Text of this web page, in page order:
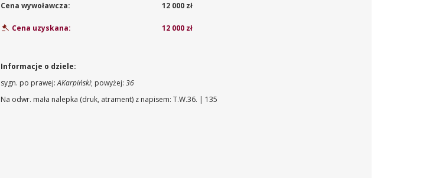
Cena wywoławcza: 12 000 zł
Cena uzyskana: 12 000 zł
Informacje o dziele:
sygn. po prawej:AKarpiński; powyżej:36
Na odwr. mała nalepka (druk, atrament) z napisem: T.W.36. | 135